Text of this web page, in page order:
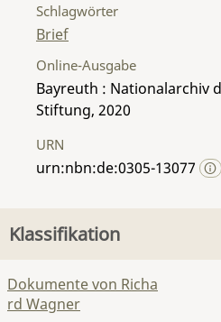
Schlagwörter
Brief
Online-Ausgabe
Bayreuth : Nationalarchiv
Stiftung, 2020
URN
urn:nbn:de:0305-13077
Klassifikation
Dokumente von Richa
rd Wagner